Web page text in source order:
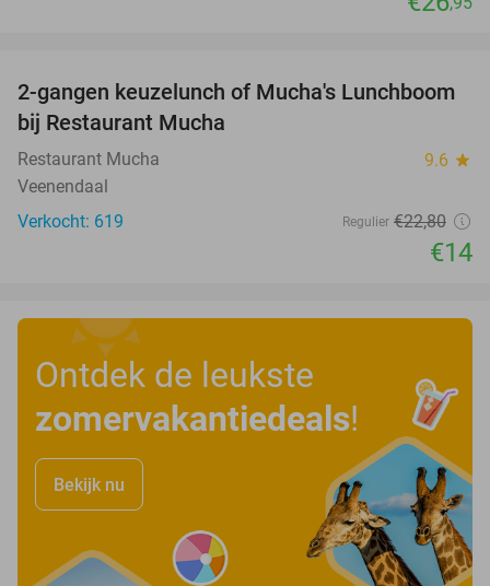
39%
2-gangen keuzelunch of Mucha's Lunchboom
bij Restaurant Mucha
Restaurant Mucha 9.6 star
Veenendaal
Verkocht: 619
Regulier €22,80
€14
Ontdek de leukste
zomervakantiedeals!
Bekijk nu